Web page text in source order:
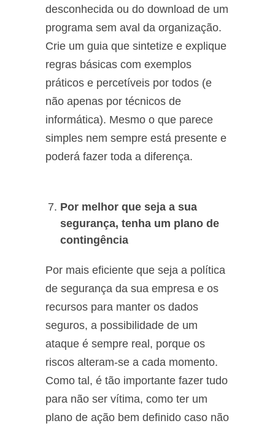
desconhecida ou do download de um
programa sem aval da organização.
Crie um guia que sintetize e explique
regras básicas com exemplos
práticos e percetíveis por todos (e
não apenas por técnicos de
informática). Mesmo o que parece
simples nem sempre está presente e
poderá fazer toda a diferença.
Por melhor que seja a sua
segurança, tenha um plano de
contingência
Por mais eficiente que seja a política
de segurança da sua empresa e os
recursos para manter os dados
seguros, a possibilidade de um
ataque é sempre real, porque os
riscos alteram-se a cada momento.
Como tal, é tão importante fazer tudo
para não ser vítima, como ter um
plano de ação bem definido caso não